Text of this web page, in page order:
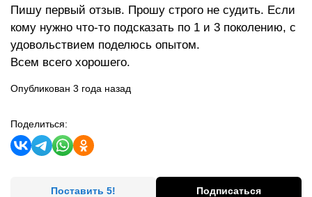
Пишу первый отзыв. Прошу строго не судить. Если
кому нужно что-то подсказать по 1 и 3 поколению, с
удовольствием поделюсь опытом.
Всем всего хорошего.
Опубликован 3 года назад
Поделиться:
Поставить 5! Подписаться